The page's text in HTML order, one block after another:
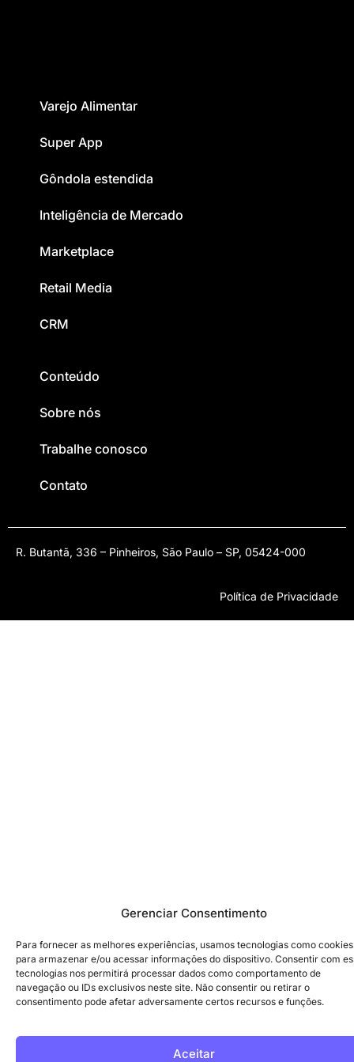
Gerenciar Consentimento
Para fornecer as melhores experiências, usamos tecnologias como cookies
para armazenar e/ou acessar informações do dispositivo. Consentir com
tecnologias nos permitirá processar dados como comportamento de
navegação ou IDs exclusivos neste site. Não consentir ou retirar o
consentimento pode afetar adversamente certos recursos e funções.
Aceitar
Varejo Alimentar
Super App
Gôndola estendida
Inteligência de Mercado
Marketplace
Retail Media
CRM
Conteúdo
Sobre nós
Trabalhe conosco
Contato
R. Butantã, 336 – Pinheiros, São Paulo – SP, 05424-000
Política de Privacidade